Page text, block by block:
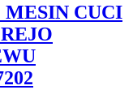
MESIN CUCI